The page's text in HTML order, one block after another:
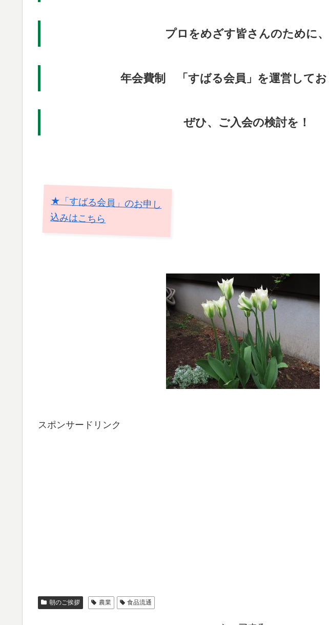
プロをめざす皆さんのために、
年会費制 「すばる会員」を運営してお
ぜひ、ご入会の検討を！
★「すばる会員」のお申し
込みはこちら
スポンサードリンク
朝のご挨拶 農業 食品流通